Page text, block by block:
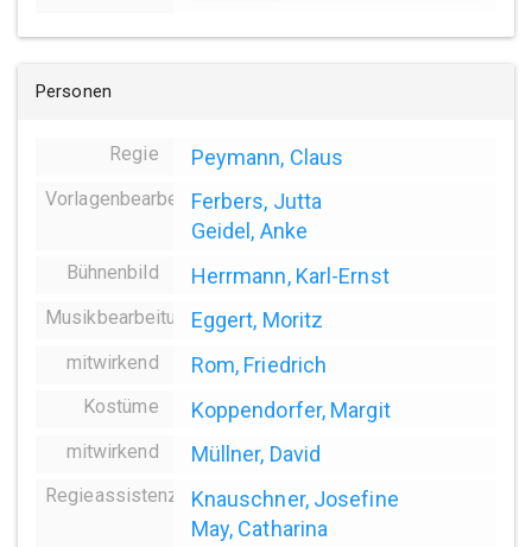
Personen
Regie Peymann, Claus
VorlagenbearbeitungFerbers, Jutta
Geidel, Anke
Bühnenbild Herrmann, Karl-Ernst
MusikbearbeitungEggert, Moritz
mitwirkend Rom, Friedrich
Kostüme Koppendorfer, Margit
mitwirkend Müllner, David
Regieassistenz
Knauschner, Josefine
May, Catharina